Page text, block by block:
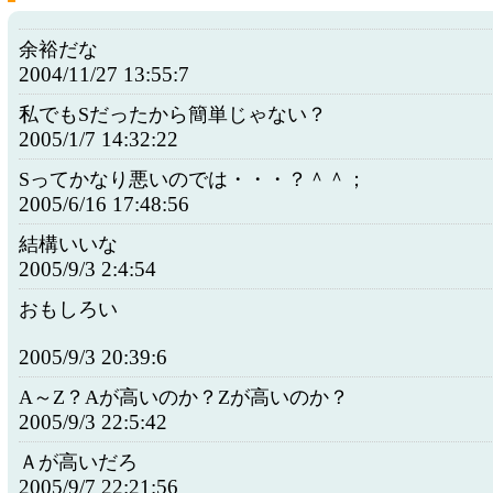
余裕だな
2004/11/27 13:55:7
私でもSだったから簡単じゃない？
2005/1/7 14:32:22
Sってかなり悪いのでは・・・？＾＾；
2005/6/16 17:48:56
結構いいな
2005/9/3 2:4:54
おもしろい
2005/9/3 20:39:6
A～Z？Aが高いのか？Zが高いのか？
2005/9/3 22:5:42
Ａが高いだろ
2005/9/7 22:21:56